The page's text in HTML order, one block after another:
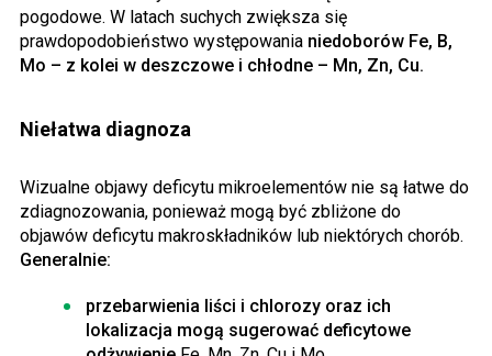
pogodowe. W latach suchych zwiększa się
prawdopodobieństwo występowania niedoborów Fe, B,
Mo – z kolei w deszczowe i chłodne – Mn, Zn, Cu.
Niełatwa diagnoza
Wizualne objawy deficytu mikroelementów nie są łatwe do
zdiagnozowania, ponieważ mogą być zbliżone do
objawów deficytu makroskładników lub niektórych chorób.
Generalnie:
przebarwienia liści i chlorozy oraz ich
lokalizacja mogą sugerować deficytowe